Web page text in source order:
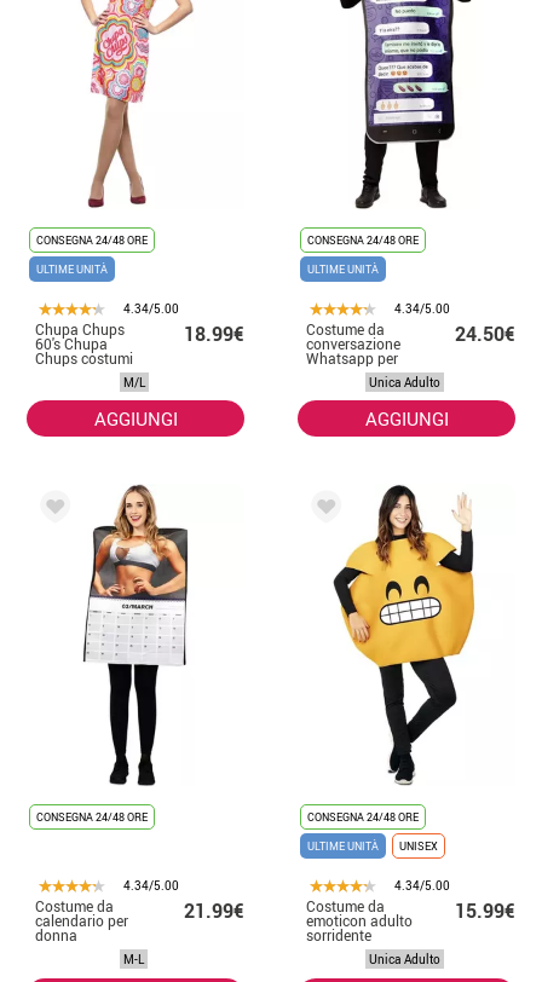
CONSEGNA 24/48 ORE
ULTIME UNITÀ
4.34/5.00
Chupa Chups
60's Chupa
Chups costumi
da ragazza per le
18.99€
M/L
AGGIUNGI
CONSEGNA 24/48 ORE
ULTIME UNITÀ
4.34/5.00
Costume da
conversazione
Whatsapp per
24.50€
Unica Adulto
AGGIUNGI
CONSEGNA 24/48 ORE
4.34/5.00
Costume da
calendario per
donna
21.99€
M-L
CONSEGNA 24/48 ORE
ULTIME UNITÀ
UNISEX
4.34/5.00
Costume da
emoticon adulto
sorridente
15.99€
Unica Adulto